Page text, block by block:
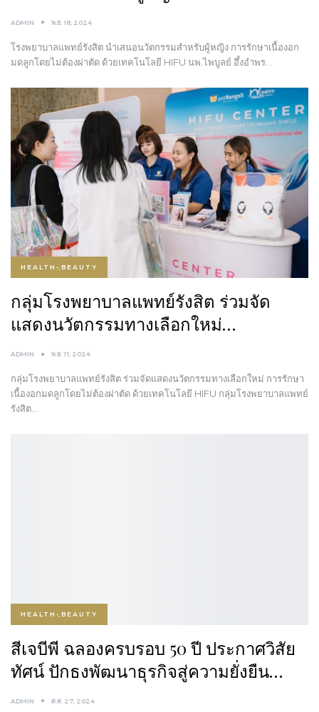
ADMIN พ.ย. 18, 2024
โรงพยาบาลแพทย์รังสิต นำเสนอนวัตกรรมสำหรับผู้หญิง การรักษาเนื้องอก
มดลูกโดยไม่ต้องผ่าตัด ด้วยเทคโนโลยี HIFU นพ.ไพบูลย์ อึ้งอำพร…
HEALTH-ฺBEAUTY
กลุ่มโรงพยาบาลแพทย์รังสิต ร่วมจัด
แสดงนวัตกรรมทางเลือกใหม่…
ADMIN พ.ย. 11, 2024
กลุ่มโรงพยาบาลแพทย์รังสิต ร่วมจัดแสดงนวัตกรรมทางเลือกใหม่ การรักษา
เนื้องอกมดลูกโดยไม่ต้องผ่าตัด ด้วยเทคโนโลยี HIFU กลุ่มโรงพยาบาลแพทย์
รังสิต…
HEALTH-ฺBEAUTY
สีเจบีพี ฉลองครบรอบ 50 ปี ประกาศวิสัย
ทัศน์ ปักธงพัฒนาธุรกิจสู่ความยั่งยืน…
ADMIN ต.ค. 27, 2024